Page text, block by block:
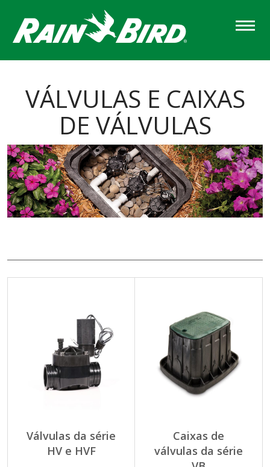
main
content
VÁLVULAS E CAIXAS
DE VÁLVULAS
Válvulas da série
HV e HVF
Caixas de
válvulas da série